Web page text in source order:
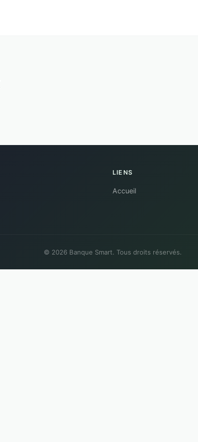
LIENS
Accueil
© 2026 Banque Smart. Tous droits réservés.